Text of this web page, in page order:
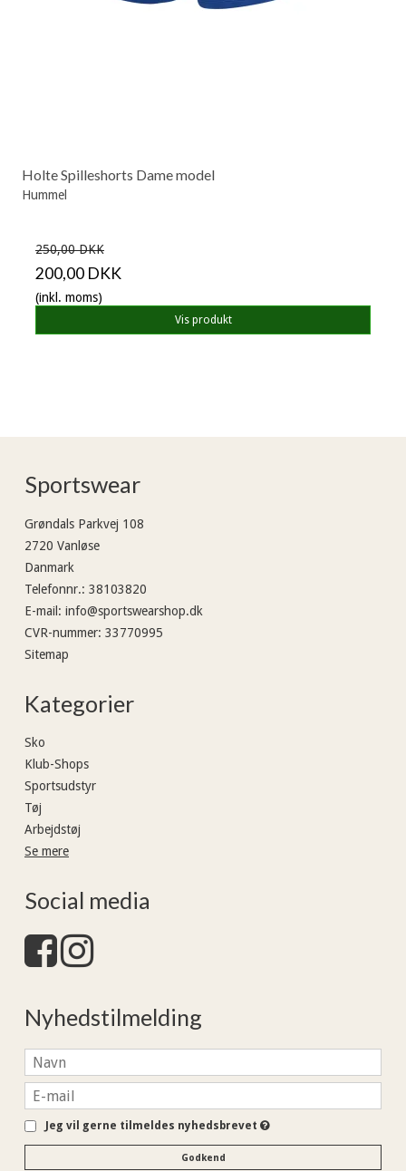
Holte Spilleshorts Dame model
Hummel
250,00 DKK
200,00 DKK
(inkl. moms)
Vis produkt
Sportswear
Grøndals Parkvej 108
2720 Vanløse
Danmark
Telefonnr.: 38103820
E-mail: info@sportswearshop.dk
CVR-nummer: 33770995
Sitemap
Kategorier
Sko
Klub-Shops
Sportsudstyr
Tøj
Arbejdstøj
Se mere
Social media
Nyhedstilmelding
Jeg vil gerne tilmeldes nyhedsbrevet
Godkend